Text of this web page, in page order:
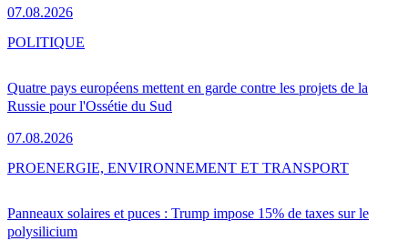
07.08.2026
Quatre pays européens mettent en garde contre les projets de la
Russie pour l'Ossétie du Sud
07.08.2026
POLITIQUE
Panneaux solaires et puces : Trump impose 15% de taxes sur le
polysilicium
PROENERGIE, ENVIRONNEMENT ET TRANSPORT